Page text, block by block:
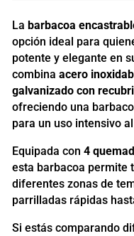
La barbacoa
opción ideal para
potente y elegante en
combina acero
galvanizado con
ofreciendo una
para un uso intensivo
Equipada con 4
esta barbacoa permite
diferentes zonas de
parrilladas rápidas
Si estás comparando